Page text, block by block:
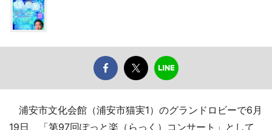
浦安市文化会館（浦安市猫実1）のグランドロビーで6月
19日、「第97回ぽっと楽（らっく）コンサート」として